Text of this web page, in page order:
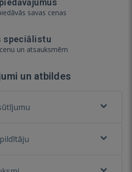
savas cenas
speciālistu
un atsauksmēm
un atbildes